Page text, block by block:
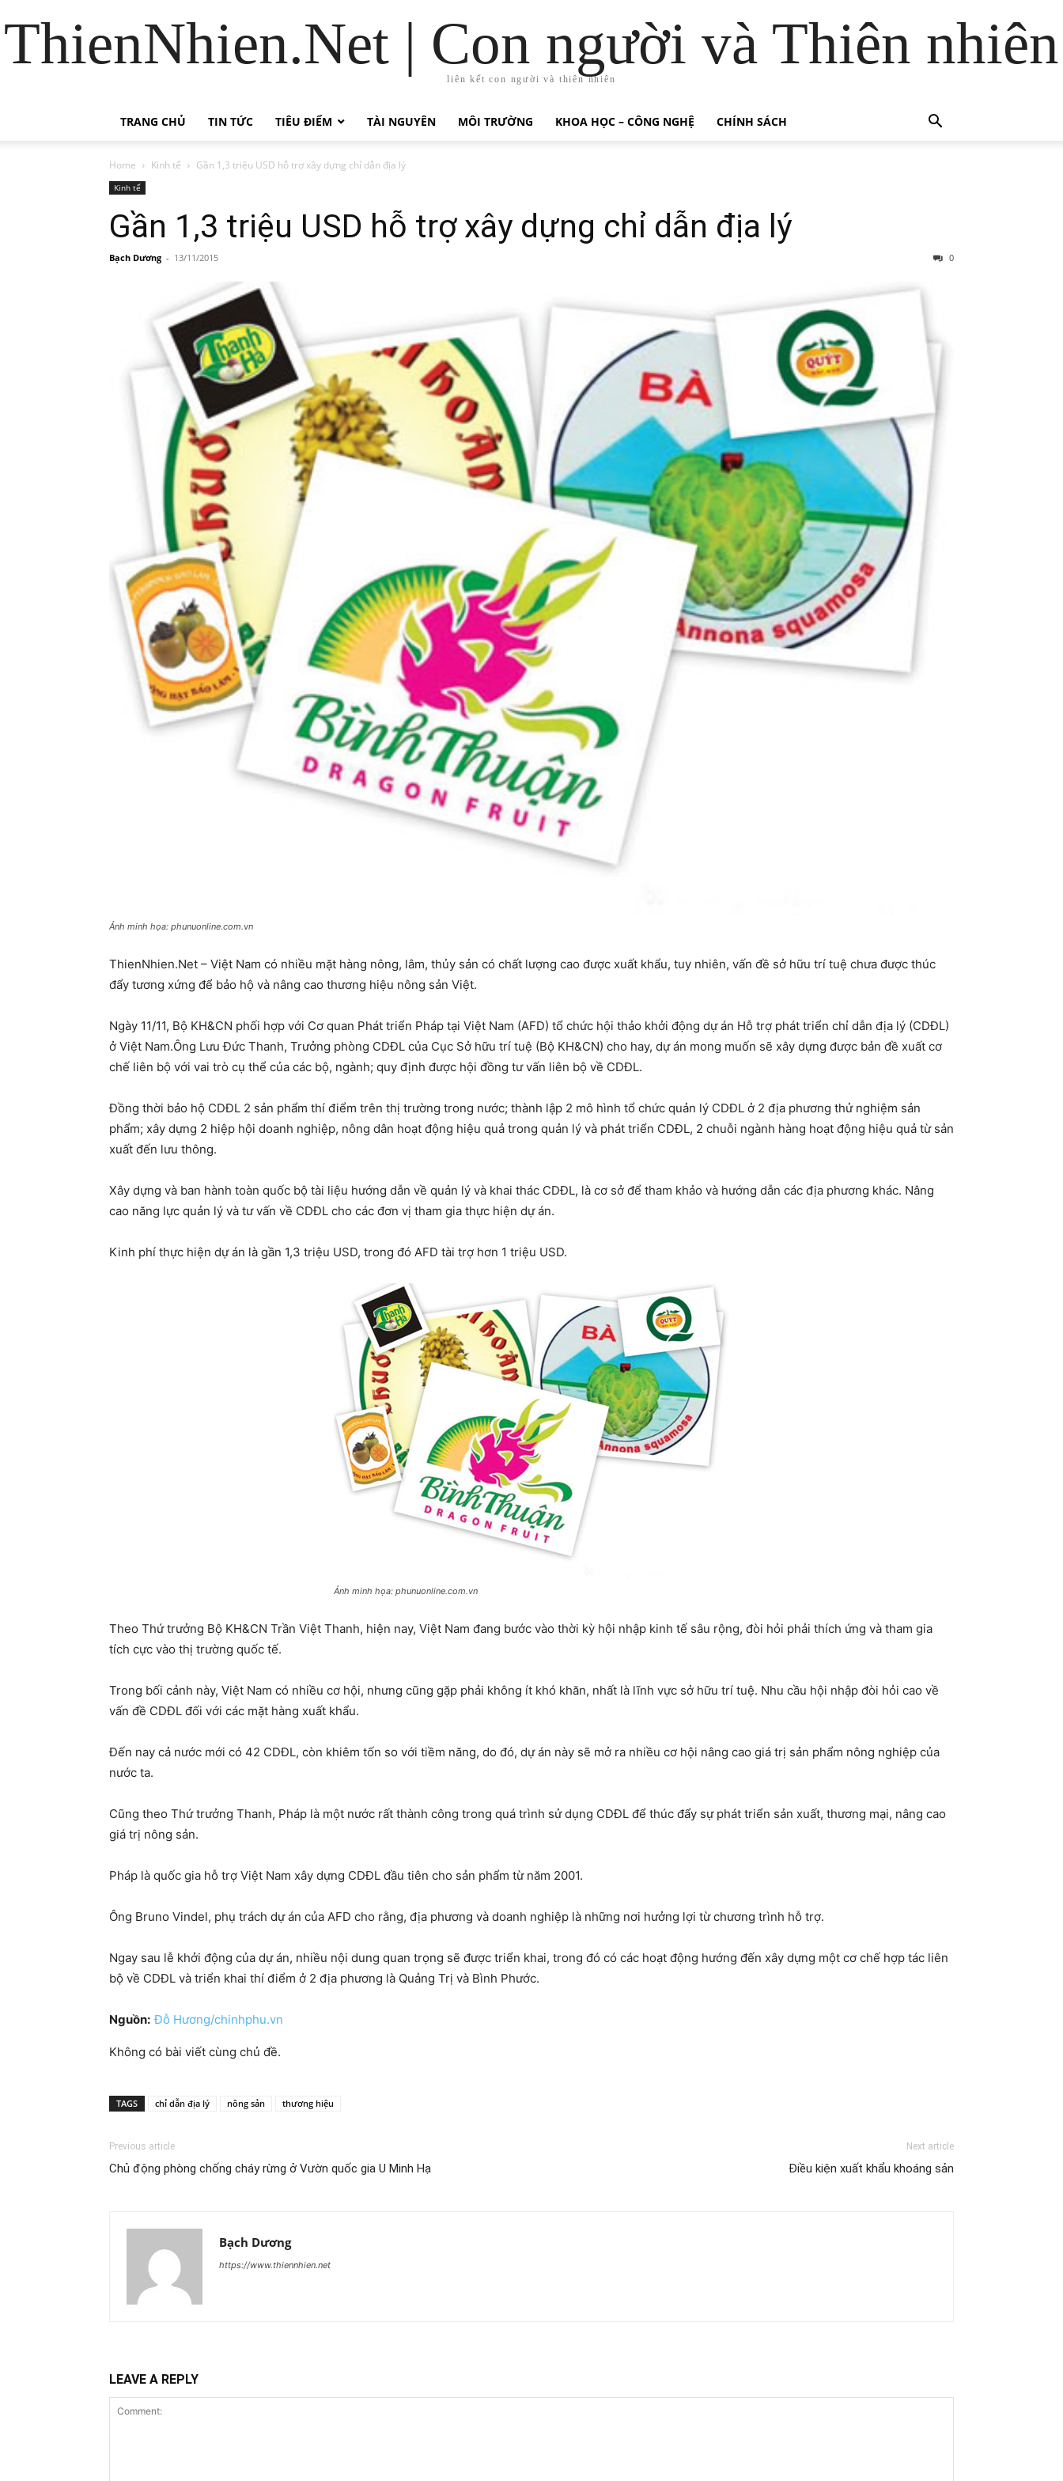
ThienNhien.Net | Con người và Thiên nhiên
liên kết con người và thiên nhiên
TRANG CHỦ TIN TỨC TIÊU ĐIỂM TÀI NGUYÊN MÔI TRƯỜNG KHOA HỌC – CÔNG NGHỆ CHÍNH SÁCH
Home Kinh tế Gần 1,3 triệu USD hỗ trợ xây dựng chỉ dẫn địa lý
Kinh tế
Gần 1,3 triệu USD hỗ trợ xây dựng chỉ dẫn địa lý
Bạch Dương - 13/11/2015 0
Ảnh minh họa: phunuonline.com.vn
ThienNhien.Net – Việt Nam có nhiều mặt hàng nông, lâm, thủy sản có chất lượng cao được xuất khẩu, tuy nhiên, vấn đề sở hữu trí tuệ chưa được thúc
đẩy tương xứng để bảo hộ và nâng cao thương hiệu nông sản Việt.
Ngày 11/11, Bộ KH&CN phối hợp với Cơ quan Phát triển Pháp tại Việt Nam (AFD) tổ chức hội thảo khởi động dự án Hỗ trợ phát triển chỉ dẫn địa lý (CDĐL)
ở Việt Nam.Ông Lưu Đức Thanh, Trưởng phòng CDĐL của Cục Sở hữu trí tuệ (Bộ KH&CN) cho hay, dự án mong muốn sẽ xây dựng được bản đề xuất cơ
chế liên bộ với vai trò cụ thể của các bộ, ngành; quy định được hội đồng tư vấn liên bộ về CDĐL.
Đồng thời bảo hộ CDĐL 2 sản phẩm thí điểm trên thị trường trong nước; thành lập 2 mô hình tổ chức quản lý CDĐL ở 2 địa phương thử nghiệm sản
phẩm; xây dựng 2 hiệp hội doanh nghiệp, nông dân hoạt động hiệu quả trong quản lý và phát triển CDĐL, 2 chuỗi ngành hàng hoạt động hiệu quả từ sản
xuất đến lưu thông.
Xây dựng và ban hành toàn quốc bộ tài liệu hướng dẫn về quản lý và khai thác CDĐL, là cơ sở để tham khảo và hướng dẫn các địa phương khác. Nâng
cao năng lực quản lý và tư vấn về CDĐL cho các đơn vị tham gia thực hiện dự án.
Kinh phí thực hiện dự án là gần 1,3 triệu USD, trong đó AFD tài trợ hơn 1 triệu USD.
Ảnh minh họa: phunuonline.com.vn
Theo Thứ trưởng Bộ KH&CN Trần Việt Thanh, hiện nay, Việt Nam đang bước vào thời kỳ hội nhập kinh tế sâu rộng, đòi hỏi phải thích ứng và tham gia
tích cực vào thị trường quốc tế.
Trong bối cảnh này, Việt Nam có nhiều cơ hội, nhưng cũng gặp phải không ít khó khăn, nhất là lĩnh vực sở hữu trí tuệ. Nhu cầu hội nhập đòi hỏi cao về
vấn đề CDĐL đối với các mặt hàng xuất khẩu.
Đến nay cả nước mới có 42 CDĐL, còn khiêm tốn so với tiềm năng, do đó, dự án này sẽ mở ra nhiều cơ hội nâng cao giá trị sản phẩm nông nghiệp của
nước ta.
Cũng theo Thứ trưởng Thanh, Pháp là một nước rất thành công trong quá trình sử dụng CDĐL để thúc đẩy sự phát triển sản xuất, thương mại, nâng cao
giá trị nông sản.
Pháp là quốc gia hỗ trợ Việt Nam xây dựng CDĐL đầu tiên cho sản phẩm từ năm 2001.
Ông Bruno Vindel, phụ trách dự án của AFD cho rằng, địa phương và doanh nghiệp là những nơi hưởng lợi từ chương trình hỗ trợ.
Ngay sau lễ khởi động của dự án, nhiều nội dung quan trọng sẽ được triển khai, trong đó có các hoạt động hướng đến xây dựng một cơ chế hợp tác liên
bộ về CDĐL và triển khai thí điểm ở 2 địa phương là Quảng Trị và Bình Phước.
Nguồn: Đỗ Hương/chinhphu.vn
Không có bài viết cùng chủ đề.
TAGS chỉ dẫn địa lý nông sản thương hiệu
Previous article
Chủ động phòng chống cháy rừng ở Vườn quốc gia U Minh Hạ
Next article
Điều kiện xuất khẩu khoáng sản
Bạch Dương
https://www.thiennhien.net
LEAVE A REPLY